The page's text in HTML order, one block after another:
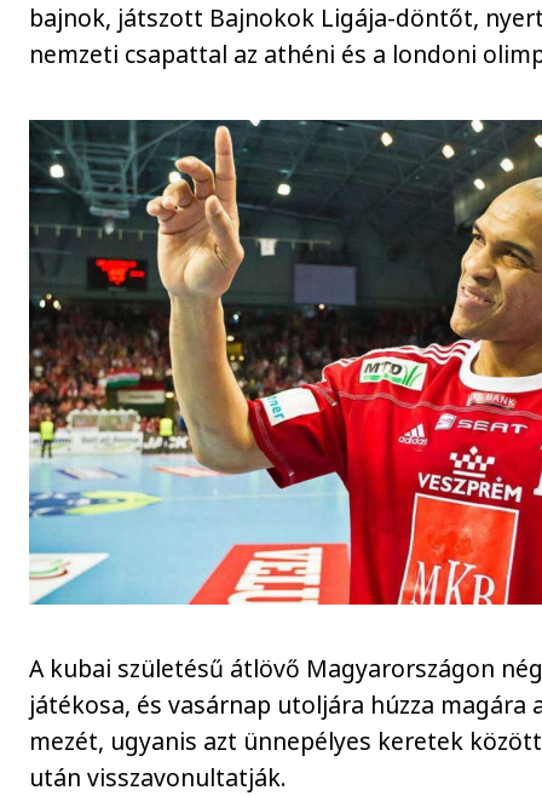
bajnok, játszott Bajnokok Ligája-döntőt,
nemzeti csapattal az athéni és a londoni
A kubai születésű átlövő Magyarországon
játékosa, és vasárnap utoljára húzza magára
mezét, ugyanis azt ünnepélyes keretek
után visszavonultatják.